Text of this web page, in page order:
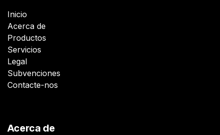
Inicio
Acerca de
Productos
Servicios
Legal
Subvenciones
Contacte-nos
Acerca de